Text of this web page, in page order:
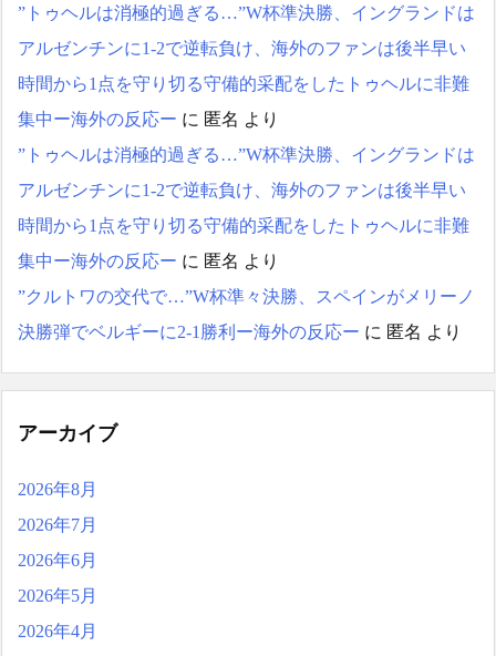
”トゥヘルは消極的過ぎる…”W杯準決勝、イングランドは
アルゼンチンに1-2で逆転負け、海外のファンは後半早い
時間から1点を守り切る守備的采配をしたトゥヘルに非難
集中ー海外の反応ー に 匿名 より
”トゥヘルは消極的過ぎる…”W杯準決勝、イングランドは
アルゼンチンに1-2で逆転負け、海外のファンは後半早い
時間から1点を守り切る守備的采配をしたトゥヘルに非難
集中ー海外の反応ー に 匿名 より
”クルトワの交代で…”W杯準々決勝、スペインがメリーノ
決勝弾でベルギーに2-1勝利ー海外の反応ー に 匿名 より
アーカイブ
2026年8月
2026年7月
2026年6月
2026年5月
2026年4月